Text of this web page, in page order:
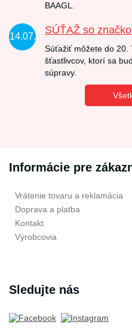
BAAGL.
14.07.
SÚŤAŽ so
Súťažiť môžete do 20.
šťastlivcov, ktorí sa
súpravy.
Informácie pre
Vrátenie tovaru a reklamácia
Doprava a platba
Kontakt
Výrobcovia
Sledujte nás